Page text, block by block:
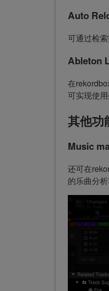
Auto
可通过检
Ableton
在
可实现使
其他功
Music
还可在
的乐曲分